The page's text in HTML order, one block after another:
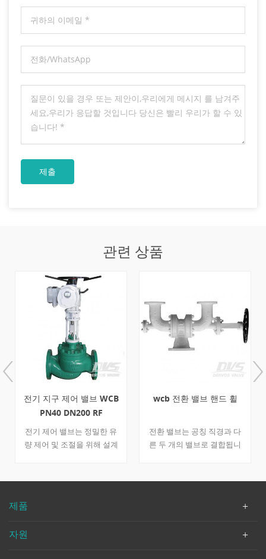
관련 상품
wcb 전환 밸브 핸드 휠
전환 밸브는 공칭 직경과 다
른 두 개의 밸브로 결합됩니
오른쪽에 핸드 휠을 장착하여
JIS F7308Cast Iron 각 지
이 150A JIS5K 글로브 밸브에
적합한 해양 응용 프로그램.
입니다.
제품
자원